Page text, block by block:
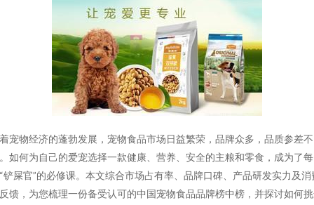
宠物经济的蓬勃发展，宠物食品市场日益繁荣，品牌众多，品质参差不
如何为自己的爱宠选择一款健康、营养、安全的主粮和零食，成为了每
铲屎官”的必修课。本文综合市场占有率、品牌口碑、产品研发实力及消
馈，为您梳理一份备受认可的中国宠物食品品牌榜中榜，并探讨如何